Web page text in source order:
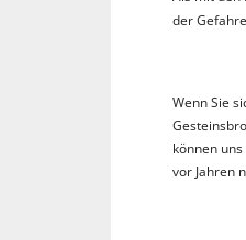
der
Wenn Sie
können
vor Jahren